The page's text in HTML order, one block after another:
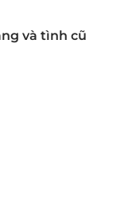
và tình cũ